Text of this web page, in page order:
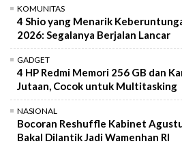
KOMUNITAS
4 Shio yang Menarik
2026: Segalanya Berjalan Lancar
GADGET
4 HP Redmi Memori 256 GB dan
Jutaan, Cocok untuk Multitasking
NASIONAL
Bocoran Reshuffle Kabinet
Bakal Dilantik Jadi Wamenhan RI